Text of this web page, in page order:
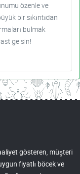
özenle ve
bir sıkıntıdan
bulmak
gelsin!
gösteren, müşteri
fiyatlı böcek ve